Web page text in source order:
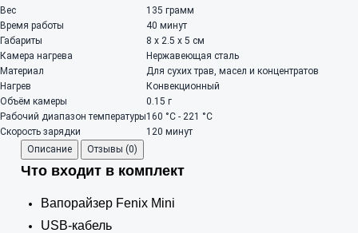
Вес
135 грамм
Время работы
40 минут
Габариты
8 х 2.5 х 5 см
Камера нагрева
Нержавеющая сталь
Материал
Для сухих трав, масел и концентратов
Нагрев
Конвекционный
Объём камеры
0.15 г
Рабочий диапазон температуры160 °C - 221 °C
Скорость зарядки
120 минут
Описание
Отзывы (0)
Что входит в комплект
Вапорайзер Fenix Mini
USB-кабель